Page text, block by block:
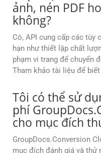
ảnh, nén PDF
không?
Có, API cung cấp các tùy
hạn như thiết lập chất
phạm vi trang để chuyển
Tham khảo tài liệu để
Tôi có thể sử
phí
cho mục đích
GroupDocs.Conversion
mục đích đánh giá và